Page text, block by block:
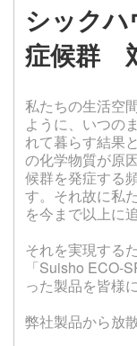
シック
症候群
私たちの生活空
ように、いつの
れて暮らす結果
の化学物質が原
候群を発症する
す。それ故に私
を今まで以上に
それを実現する
「Suisho ECO-
った製品を皆様
弊社製品から放